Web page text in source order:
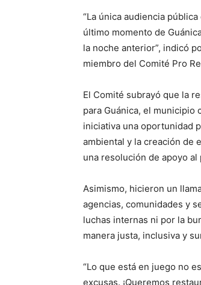
“La única audiencia
último momento de
la noche anterior”, indicó
miembro del Comité Pro
El Comité subrayó que la
para Guánica, el municipio
iniciativa una oportunidad
ambiental y la creación de
una resolución de apoyo
Asimismo, hicieron un
agencias, comunidades y
luchas internas ni por la
manera justa, inclusiva y
“Lo que está en juego no
excusas. ¡Queremos